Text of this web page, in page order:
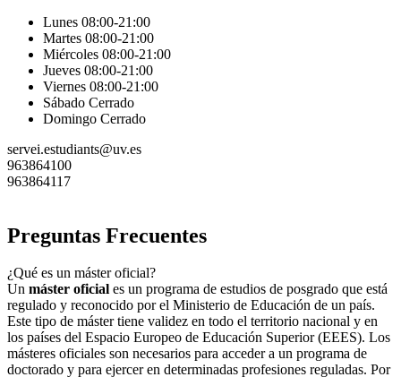
Lunes 08:00-21:00
Martes 08:00-21:00
Miércoles 08:00-21:00
Jueves 08:00-21:00
Viernes 08:00-21:00
Sábado Cerrado
Domingo Cerrado
servei.estudiants@uv.es
963864100
963864117
Preguntas Frecuentes
¿Qué es un máster oficial?
Un máster oficial es un programa de estudios de posgrado que está
regulado y reconocido por el Ministerio de Educación de un país.
Este tipo de máster tiene validez en todo el territorio nacional y en
los países del Espacio Europeo de Educación Superior (EEES). Los
másteres oficiales son necesarios para acceder a un programa de
doctorado y para ejercer en determinadas profesiones reguladas. Por